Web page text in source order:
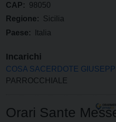
CAP: 98050
Regione: Sicilia
Paese:
Italia
Incarichi
COSA SACERDOTE
PARROCCHIALE
Orari Sante